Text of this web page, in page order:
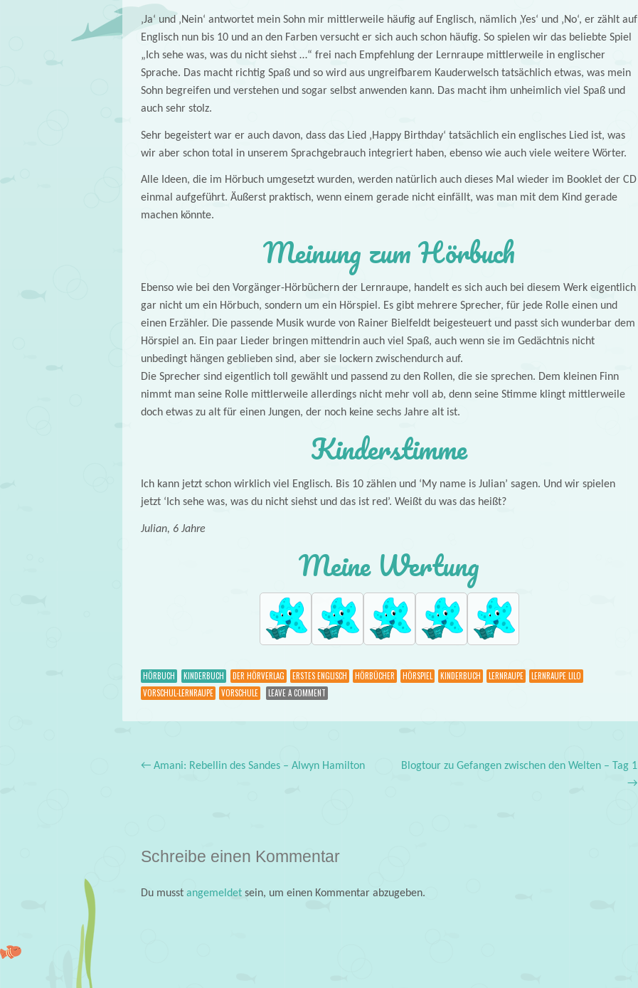
‚Ja‘ und ‚Nein‘ antwortet mein Sohn mir mittlerweile häufig auf Englisch, nämlich ‚Yes‘ und ‚No‘, er zählt auf
Englisch nun bis 10 und an den Farben versucht er sich auch schon häufig. So spielen wir das beliebte Spiel
„Ich sehe was, was du nicht siehst …“ frei nach Empfehlung der Lernraupe mittlerweile in englischer
Sprache. Das macht richtig Spaß und so wird aus ungreifbarem Kauderwelsch tatsächlich etwas, was mein
Sohn begreifen und verstehen und sogar selbst anwenden kann. Das macht ihm unheimlich viel Spaß und
auch sehr stolz.
Sehr begeistert war er auch davon, dass das Lied ‚Happy Birthday‘ tatsächlich ein englisches Lied ist, was
wir aber schon total in unserem Sprachgebrauch integriert haben, ebenso wie auch viele weitere Wörter.
Alle Ideen, die im Hörbuch umgesetzt wurden, werden natürlich auch dieses Mal wieder im Booklet der CD
einmal aufgeführt. Äußerst praktisch, wenn einem gerade nicht einfällt, was man mit dem Kind gerade
machen könnte.
Meinung zum Hörbuch
Ebenso wie bei den Vorgänger-Hörbüchern der Lernraupe, handelt es sich auch bei diesem Werk eigentlich
gar nicht um ein Hörbuch, sondern um ein Hörspiel. Es gibt mehrere Sprecher, für jede Rolle einen und
einen Erzähler. Die passende Musik wurde von Rainer Bielfeldt beigesteuert und passt sich wunderbar dem
Hörspiel an. Ein paar Lieder bringen mittendrin auch viel Spaß, auch wenn sie im Gedächtnis nicht
unbedingt hängen geblieben sind, aber sie lockern zwischendurch auf.
Die Sprecher sind eigentlich toll gewählt und passend zu den Rollen, die sie sprechen. Dem kleinen Finn
nimmt man seine Rolle mittlerweile allerdings nicht mehr voll ab, denn seine Stimme klingt mittlerweile
doch etwas zu alt für einen Jungen, der noch keine sechs Jahre alt ist.
Kinderstimme
Ich kann jetzt schon wirklich viel Englisch. Bis 10 zählen und ‘My name is Julian’ sagen. Und wir spielen
jetzt ‘Ich sehe was, was du nicht siehst und das ist red’. Weißt du was das heißt?
Julian, 6 Jahre
Meine Wertung
HÖRBUCH KINDERBUCH DER HÖRVERLAG ERSTES ENGLISCH HÖRBÜCHER HÖRSPIEL KINDERBUCH LERNRAUPE
LERNRAUPE LILO
VORSCHUL-LERNRAUPE
VORSCHULE LEAVE A COMMENT
Post navigation
←Amani: Rebellin des Sandes – Alwyn Hamilton
Blogtour zu Gefangen zwischen den Welten – Tag 1
→
Schreibe einen Kommentar
Du musst angemeldetsein, um einen Kommentar abzugeben.